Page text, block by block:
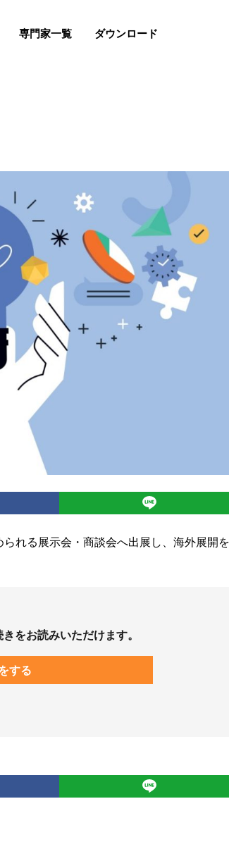
専門家一覧 ダウンロード
れる展示会・商談会へ出展し、海外展開を
をお読みいただけます。
する